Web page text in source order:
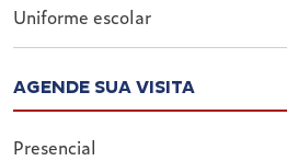
Uniforme escolar
AGENDE SUA VISITA
Presencial